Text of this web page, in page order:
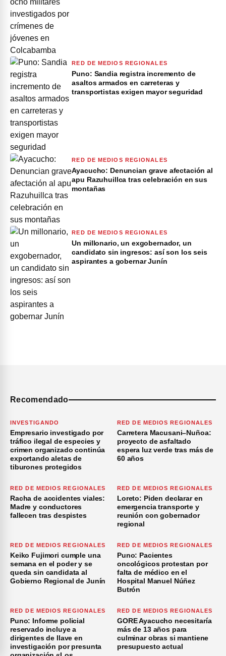
RED DE MEDIOS REGIONALES
Puno: Sandia registra incremento de
asaltos armados en carreteras y
transportistas exigen mayor seguridad
RED DE MEDIOS REGIONALES
Ayacucho: Denuncian grave afectación al
apu Razuhuillca tras celebración en sus
montañas
RED DE MEDIOS REGIONALES
Un millonario, un exgobernador, un
candidato sin ingresos: así son los seis
aspirantes a gobernar Junín
Recomendado
INVESTIGANDO
Empresario investigado por
tráfico ilegal de especies y
crimen organizado continúa
exportando aletas de
tiburones protegidos
RED DE MEDIOS REGIONALES
Carretera Macusani–Nuñoa:
proyecto de asfaltado
espera luz verde tras más de
60 años
RED DE MEDIOS REGIONALES
Racha de accidentes viales:
Madre y conductores
fallecen tras despistes
RED DE MEDIOS REGIONALES
Loreto: Piden declarar en
emergencia transporte y
reunión con gobernador
regional
RED DE MEDIOS REGIONALES
Keiko Fujimori cumple una
semana en el poder y se
queda sin candidata al
Gobierno Regional de Junín
RED DE MEDIOS REGIONALES
Puno: Pacientes
oncológicos protestan por
falta de médico en el
Hospital Manuel Núñez
Butrón
RED DE MEDIOS REGIONALES
Puno: Informe policial
reservado incluye a
dirigentes de Ilave en
investigación por presunta
RED DE MEDIOS REGIONALES
GORE Ayacucho necesitaría
más de 13 años para
culminar obras si mantiene
presupuesto actual